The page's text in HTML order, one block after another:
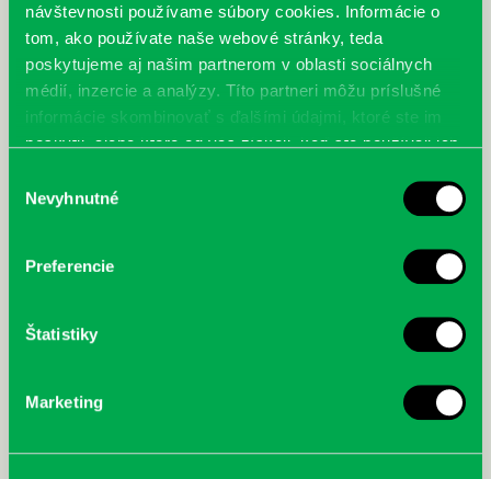
návštevnosti používame súbory cookies. Informácie o
tom, ako používate naše webové stránky, teda
poskytujeme aj našim partnerom v oblasti sociálnych
médií, inzercie a analýzy. Títo partneri môžu príslušné
informácie skombinovať s ďalšími údajmi, ktoré ste im
poskytli, alebo ktoré od vás získali, keď ste používali ich
súhlasu
Nevyhnutné
Preferencie
Štatistiky
Marketing
McGrath, Andy: Tadej Pogačar:
nezastaviteľný